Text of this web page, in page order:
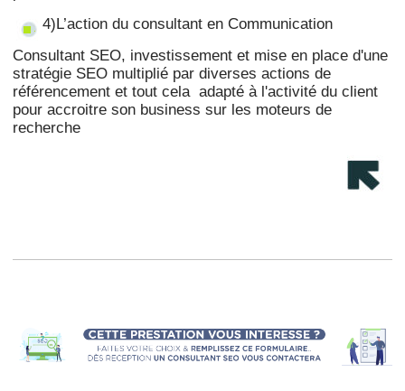
4)L’action du consultant en Communication
Consultant SEO, investissement et mise en place d'une
stratégie SEO multiplié par diverses actions de
référencement et tout cela adapté à l'activité du client
pour accroitre son business sur les moteurs de
recherche